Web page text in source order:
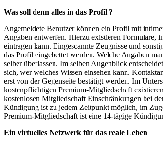
Was soll denn alles in das Profil ?
Angemeldete Benutzer können ein Profil mit
Angaben entwerfen. Hierzu existieren Formulare,
eintragen kann. Eingescannte Zeugnisse und
das Profil eingebettet werden. Welche Angaben
selber überlassen. Im selben Augenblick
sich, wer welches Wissen einsehen kann.
erst von der Gegenseite bestätigt werden. Im
kostenpflichtigen Premium-Mitgliedschaft
kostenlosen Mitgliedschaft Einschränkungen bei
Kündigung ist zu jedem Zeitpunkt möglich, im
Premium-Mitgliedschaft ist eine 14-tägige
Ein virtuelles Netzwerk für das reale Leben